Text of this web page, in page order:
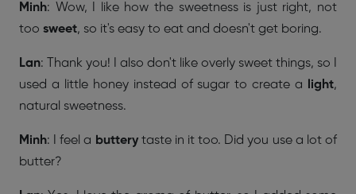
Minh: Wow, I like how the sweetness is just right, not
too sweet, so it's easy to eat and doesn't get boring.
Lan: Thank you! I also don't like overly sweet things, so I
used a little honey instead of sugar to create a
light,
natural sweetness.
Minh: I feel a buttery taste in it too. Did you use a lot of
butter?